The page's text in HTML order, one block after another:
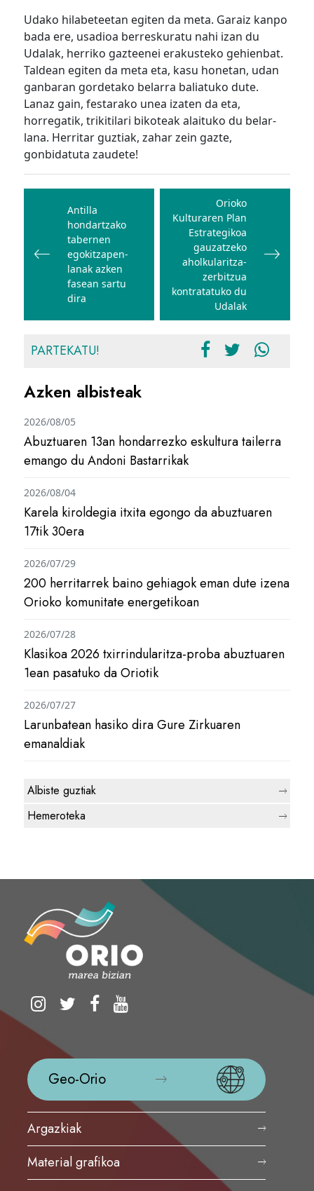
Udako hilabeteetan egiten da meta. Garaiz kanpo
bada ere, usadioa berreskuratu nahi izan du
Udalak, herriko gazteenei erakusteko gehienbat.
Taldean egiten da meta eta, kasu honetan, udan
ganbaran gordetako belarra baliatuko dute.
Lanaz gain, festarako unea izaten da eta,
horregatik, trikitilari bikoteak alaituko du belar-
lana. Herritar guztiak, zahar zein gazte,
gonbidatuta zaudete!
Bidalketetan
zehar
nabigatu
Antilla
hondartzako
tabernen
egokitzapen-
lanak azken
fasean sartu
dira
Orioko
Kulturaren Plan
Estrategikoa
gauzatzeko
aholkularitza-
zerbitzua
kontratatuko du
Udalak
PARTEKATU!
Azken albisteak
Abuztuaren 13an hondarrezko eskultura tailerra
emango du Andoni Bastarrikak
2026/08/05
Karela kiroldegia itxita egongo da abuztuaren
17tik 30era
2026/08/04
200 herritarrek baino gehiagok eman dute izena
Orioko komunitate energetikoan
2026/07/29
Klasikoa 2026 txirrindularitza-proba abuztuaren
1ean pasatuko da Oriotik
2026/07/28
Larunbatean hasiko dira Gure Zirkuaren
emanaldiak
2026/07/27
Albiste guztiak
Hemeroteka
Geo-Orio
Argazkiak
Material grafikoa